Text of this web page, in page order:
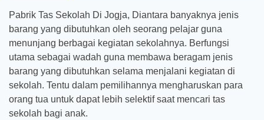
Pabrik Tas Sekolah Di Jogja, Diantara banyaknya jenis
barang yang dibutuhkan oleh seorang pelajar guna
menunjang berbagai kegiatan sekolahnya. Berfungsi
utama sebagai wadah guna membawa beragam jenis
barang yang dibutuhkan selama menjalani kegiatan di
sekolah. Tentu dalam pemilihannya mengharuskan para
orang tua untuk dapat lebih selektif saat mencari tas
sekolah bagi anak.